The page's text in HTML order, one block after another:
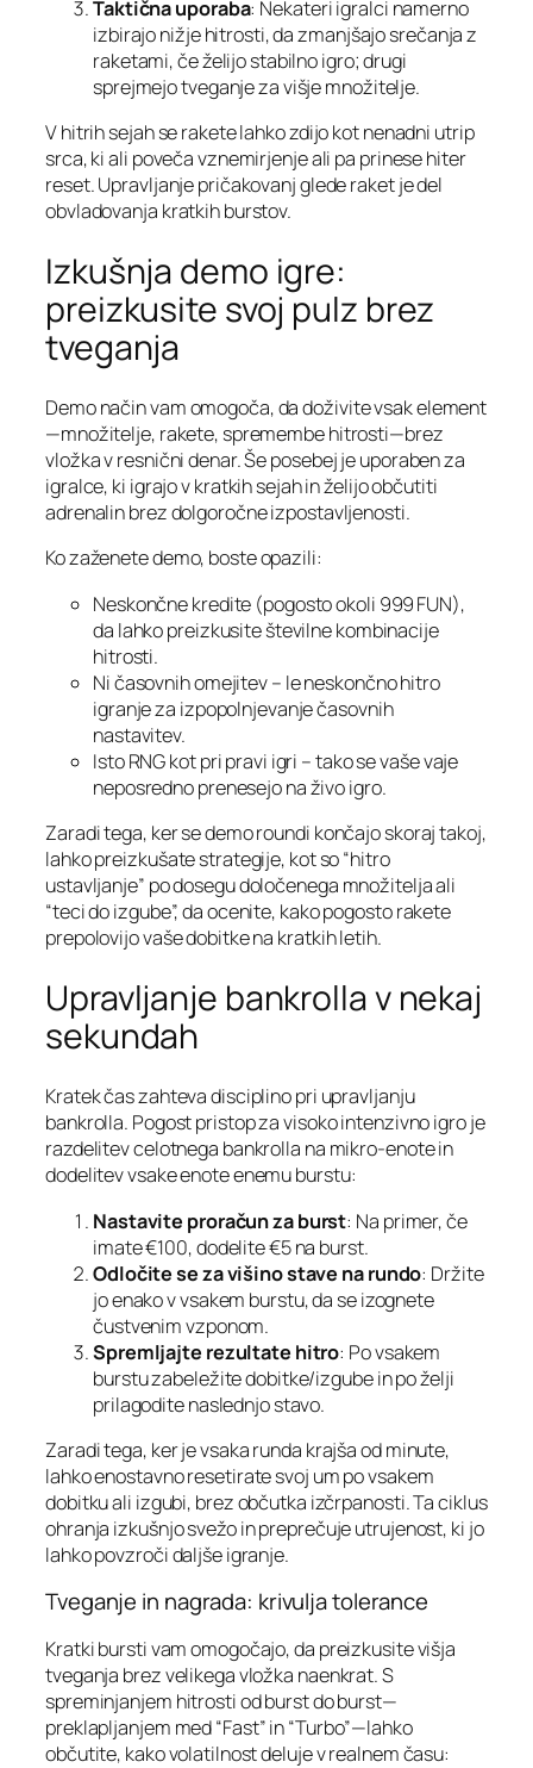
Taktična uporaba: Nekateri igralci namerno
izbirajo nižje hitrosti, da zmanjšajo srečanja z
raketami, če želijo stabilno igro; drugi
sprejmejo tveganje za višje množitelje.
V hitrih sejah se rakete lahko zdijo kot nenadni utrip
srca, ki ali poveča vznemirjenje ali pa prinese hiter
reset. Upravljanje pričakovanj glede raket je del
obvladovanja kratkih burstov.
Izkušnja demo igre:
preizkusite svoj pulz brez
tveganja
Demo način vam omogoča, da doživite vsak element
—množitelje, rakete, spremembe hitrosti—brez
vložka v resnični denar. Še posebej je uporaben za
igralce, ki igrajo v kratkih sejah in želijo občutiti
adrenalin brez dolgoročne izpostavljenosti.
Ko zaženete demo, boste opazili:
Neskončne kredite (pogosto okoli 999 FUN),
da lahko preizkusite številne kombinacije
hitrosti.
Ni časovnih omejitev – le neskončno hitro
igranje za izpopolnjevanje časovnih
nastavitev.
Isto RNG kot pri pravi igri – tako se vaše vaje
neposredno prenesejo na živo igro.
Zaradi tega, ker se demo roundi končajo skoraj takoj,
lahko preizkušate strategije, kot so “hitro
ustavljanje” po dosegu določenega množitelja ali
“teci do izgube”, da ocenite, kako pogosto rakete
prepolovijo vaše dobitke na kratkih letih.
Upravljanje bankrolla v nekaj
sekundah
Kratek čas zahteva disciplino pri upravljanju
bankrolla. Pogost pristop za visoko intenzivno igro je
razdelitev celotnega bankrolla na mikro‑enote in
dodelitev vsake enote enemu burstu:
Nastavite proračun za burst: Na primer, če
imate €100, dodelite €5 na burst.
Odločite se za višino stave na rundo: Držite
jo enako v vsakem burstu, da se izognete
čustvenim vzponom.
Spremljajte rezultate hitro: Po vsakem
burstu zabeležite dobitke/izgube in po želji
prilagodite naslednjo stavo.
Zaradi tega, ker je vsaka runda krajša od minute,
lahko enostavno resetirate svoj um po vsakem
dobitku ali izgubi, brez občutka izčrpanosti. Ta ciklus
ohranja izkušnjo svežo in preprečuje utrujenost, ki jo
lahko povzroči daljše igranje.
Tveganje in nagrada: krivulja tolerance
Kratki bursti vam omogočajo, da preizkusite višja
tveganja brez velikega vložka naenkrat. S
spreminjanjem hitrosti od burst do burst—
preklapljanjem med “Fast” in “Turbo”—lahko
občutite, kako volatilnost deluje v realnem času: